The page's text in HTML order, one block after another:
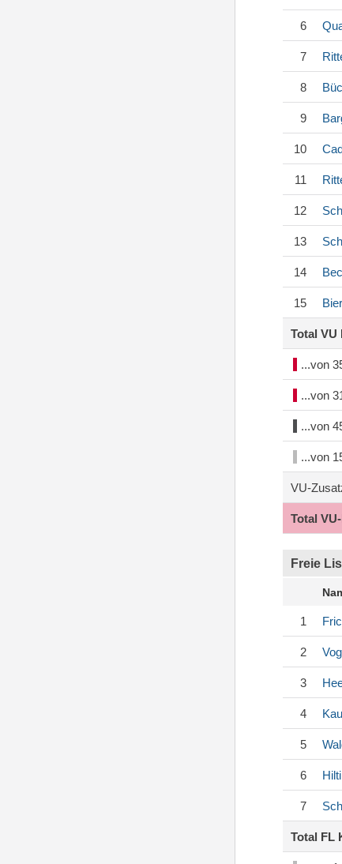
6
7
8
9
10
11
12
13
14
15
Total VU
...von
...von
...von
...von
VU-
Total
Freie
1
2
3
4
5
6 Hilti
7
Total FL